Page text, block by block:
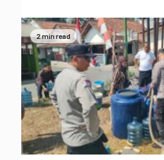
2 min read